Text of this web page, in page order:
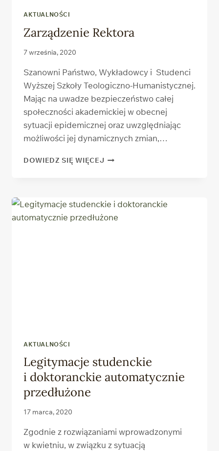
AKTUALNOŚCI
Zarządzenie Rektora
7 września, 2020
Szanowni Państwo, Wykładowcy i Studenci
Wyższej Szkoły Teologiczno-Humanistycznej.
Mając na uwadze bezpieczeństwo całej
społeczności akademickiej w obecnej
sytuacji epidemicznej oraz uwzględniając
możliwości jej dynamicznych zmian,…
DOWIEDZ SIĘ WIĘCEJZARZĄDZENIE
AKTUALNOŚCI
Legitymacje studenckie
i doktoranckie automatycznie
przedłużone
17 marca, 2020
Zgodnie z rozwiązaniami wprowadzonymi
w kwietniu, w związku z sytuacją